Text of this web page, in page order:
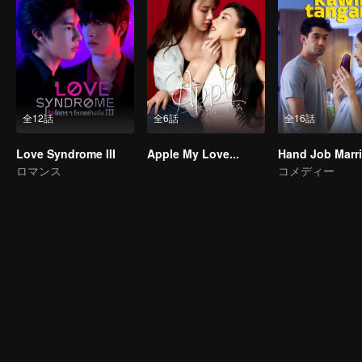
全12話
Love Syndrome III
ロマンス
全6話
Apple My Love...
全16話
Hand Job
コメディー